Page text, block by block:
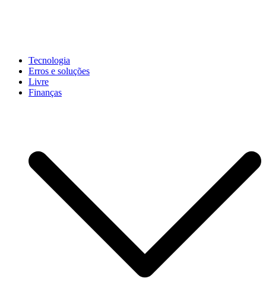
John-Henrique
Distribuindo conteúdo útil
Tecnologia
Erros e soluções
Livre
Finanças